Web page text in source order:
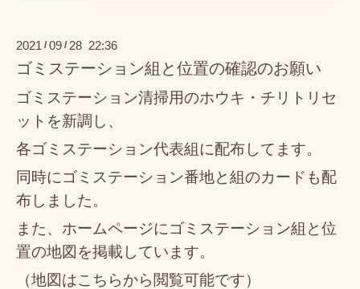
2021 / 09 / 28 22:36
ゴミステーション組と位置の確認のお願い
ゴミステーション清掃用のホウキ・チリトリセ
ットを新調 し、
各ゴミステーション代表組に配布してます。
同時にゴミステーション番地と組のカードも配
布しました。
また、ホームページにゴミステーション組と位
置の地図を掲載しています。
（地図はこちらから閲覧可能です）